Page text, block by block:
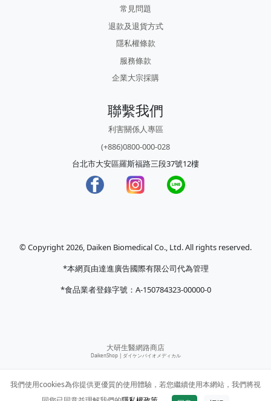
常見問題
退款及退貨方式
隱私權條款
服務條款
企業大宗採購
聯繫我們
利害關係人專區
(+886)0800-000-028
台北市大安區羅斯福路三段37號12樓
© Copyright 2026, Daiken Biomedical Co., Ltd. All rights reserved.
*本網頁由達進廣告國際有限公司代為管理
*食品業者登錄字號：A-150784323-00000-0
大研生醫網路商店
DaikenShop | ダイケンバイオメディカル
我們使用cookies為你提供更優質的使用體驗，若您繼續使用本網站，我們將視